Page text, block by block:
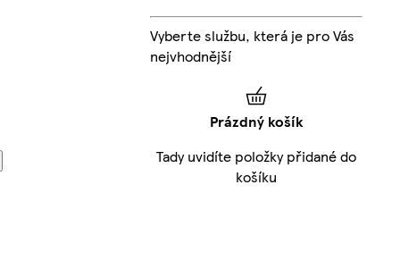
Vyberte službu, která je pro Vás
nejvhodnější
Prázdný košík
Tady uvidíte položky přidané do
košíku